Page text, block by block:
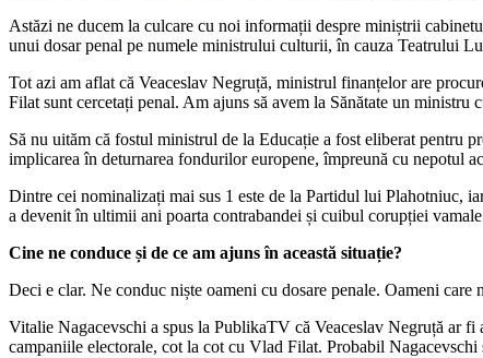
Astăzi ne ducem la culcare cu noi informații despre miniștrii
unui dosar penal pe numele ministrului culturii, în cauza Teatrului
Tot azi am aflat că Veaceslav Negruță, ministrul finanțelor are
Filat sunt cercetați penal. Am ajuns să avem la Sănătate un
Să nu uităm că fostul ministrul de la Educație a fost eliberat pentru
implicarea în deturnarea fondurilor europene, împreună cu nepotul
Dintre cei nominalizați mai sus 1 este de la Partidul lui Plahotniuc,
a devenit în ultimii ani poarta contrabandei și cuibul corupției
Cine ne conduce și de ce am ajuns în această situație?
Deci e clar. Ne conduc niște oameni cu dosare penale. Oameni
Vitalie Nagacevschi a spus la PublikaTV că Veaceslav Negruță ar
campaniile electorale, cot la cot cu Vlad Filat. Probabil